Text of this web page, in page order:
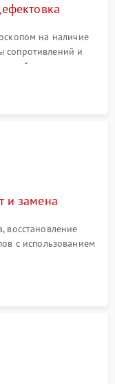
на наличие
сопротивлений и
питания,
видеочипа.
и замена
восстановление
с использованием
микросхемы
USB